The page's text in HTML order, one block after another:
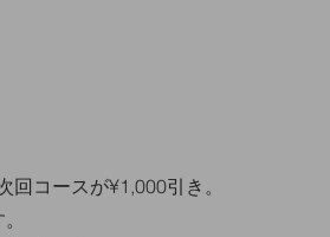
コースが¥1,000引き。